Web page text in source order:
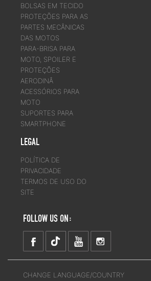
BOLSAS EM TECIDO
PROTEÇÕES PARA AS
PARTES MECÂNICAS
DAS MOTOS
PARA-BRISA PARA
MOTO, SPOILER E
PROTEÇÕES
AERODINÂ
ACESSÓRIOS PARA
MOTO
SUPORTES PARA
SMARTPHONE
LEGAL
POLÍTICA DE
PRIVACIDADE
TERMOS DE USO DO
SITE
FOLLOW US ON:
CHANGE LANGUAGE/COUNTRY